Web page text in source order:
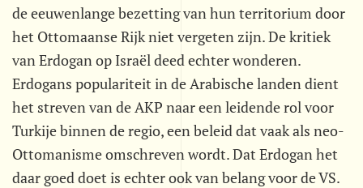
de eeuwenlange bezetting van hun territorium door
het Ottomaanse Rijk niet vergeten zijn. De kritiek
van Erdogan op Israël deed echter wonderen.
Erdogans populariteit in de Arabische landen dient
het streven van de AKP naar een leidende rol voor
Turkije binnen de regio, een beleid dat vaak als neo-
Ottomanisme omschreven wordt. Dat Erdogan het
daar goed doet is echter ook van belang voor de VS.